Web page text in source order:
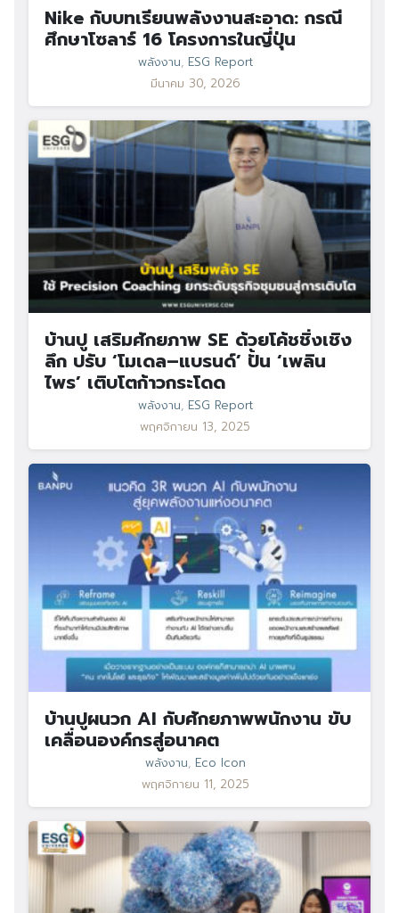
Nike กับบทเรียนพลังงานสะอาด: กรณี
ศึกษาโซลาร์ 16 โครงการในญี่ปุ่น
พลังงาน, ESG Report
มีนาคม 30, 2026
บ้านปู เสริมศักยภาพ SE ด้วยโค้ชชิ่งเชิง
ลึก ปรับ ‘โมเดล–แบรนด์’ ปั้น ‘เพลิน
ไพร’ เติบโตก้าวกระโดด
พลังงาน, ESG Report
พฤศจิกายน 13, 2025
บ้านปูผนวก AI กับศักยภาพพนักงาน ขับ
เคลื่อนองค์กรสู่อนาคต
พลังงาน, Eco Icon
พฤศจิกายน 11, 2025